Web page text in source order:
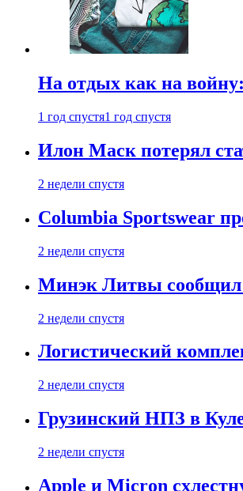
На отдых как на
1 год спустя1 год спустя
Илон Маск потерял
2 недели спустя
Columbia Sportswear
2 недели спустя
Минэк Литвы сообщил
2 недели спустя
Логистический
2 недели спустя
Грузинский НПЗ в
2 недели спустя
Apple и Micron